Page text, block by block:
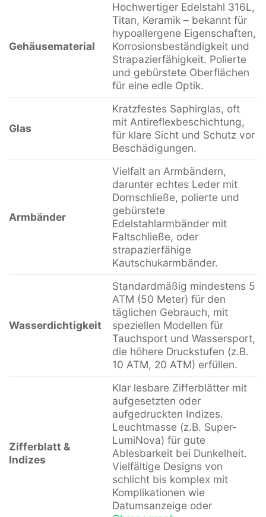
Gehäusematerial
Hochwertiger Edelstahl 316L,
Titan, Keramik – bekannt für
hypoallergene Eigenschaften,
Korrosionsbeständigkeit und
Strapazierfähigkeit. Polierte
und gebürstete Oberflächen
für eine edle Optik.
Glas
Kratzfestes Saphirglas, oft
mit Antireflexbeschichtung,
für klare Sicht und Schutz vor
Beschädigungen.
Armbänder
Vielfalt an Armbändern,
darunter echtes Leder mit
Dornschließe, polierte und
gebürstete
Edelstahlarmbänder mit
Faltschließe, oder
strapazierfähige
Kautschukarmbänder.
Wasserdichtigkeit
Standardmäßig mindestens 5
ATM (50 Meter) für den
täglichen Gebrauch, mit
speziellen Modellen für
Tauchsport und Wassersport,
die höhere Druckstufen (z.B.
10 ATM, 20 ATM) erfüllen.
Zifferblatt &
Indizes
Klar lesbare Zifferblätter mit
aufgesetzten oder
aufgedruckten Indizes.
Leuchtmasse (z.B. Super-
LumiNova) für gute
Ablesbarkeit bei Dunkelheit.
Vielfältige Designs von
schlicht bis komplex mit
Komplikationen wie
Datumsanzeige oder